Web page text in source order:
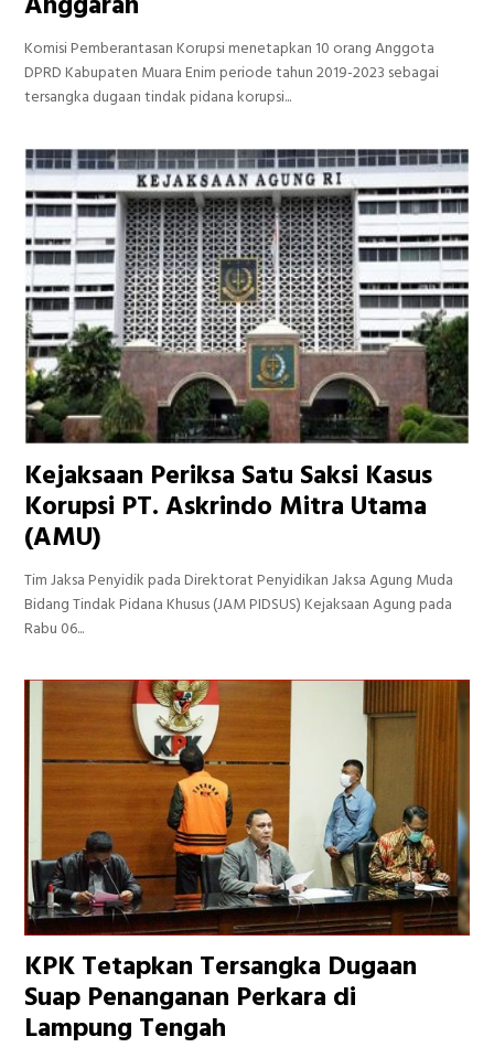
Komisi Pemberantasan Korupsi menetapkan 10 orang Anggota
DPRD Kabupaten Muara Enim periode tahun 2019-2023 sebagai
tersangka dugaan tindak pidana korupsi...
Kejaksaan Periksa Satu Saksi Kasus
Korupsi PT. Askrindo Mitra Utama
(AMU)
Tim Jaksa Penyidik pada Direktorat Penyidikan Jaksa Agung Muda
Bidang Tindak Pidana Khusus (JAM PIDSUS) Kejaksaan Agung pada
Rabu 06...
KPK Tetapkan Tersangka Dugaan
Suap Penanganan Perkara di
Lampung Tengah